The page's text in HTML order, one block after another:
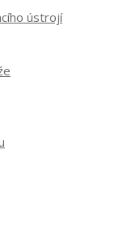
ústrojí